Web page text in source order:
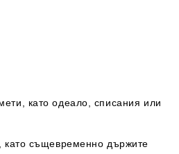
като одеало, списания или
като същевременно държите